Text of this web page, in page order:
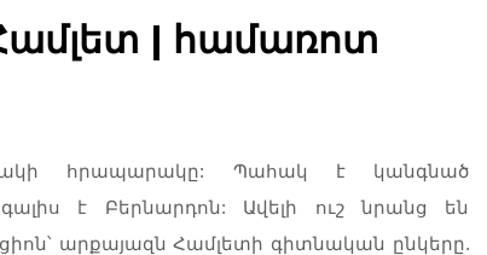
| համառոտ
հրապարակը: Պահակ է կանգնած
է Բերնարդոն: Ավելի ուշ նրանց են
արքայազն Համլետի գիտնական ընկերը.